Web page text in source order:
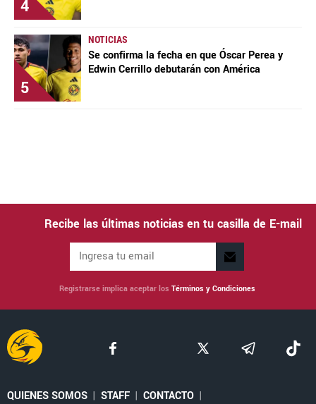
4
5
NOTICIAS
Se confirma la fecha en que Óscar Perea y
Edwin Cerrillo debutarán con América
Recibe las últimas noticias en tu casilla de E-mail
Registrarse implica aceptar los Términos y Condiciones
QUIENES SOMOS | STAFF | CONTACTO |